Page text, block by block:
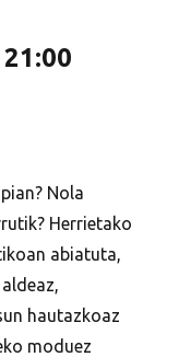
21:00
Nola
Herrietako
abiatuta,
hautazkoaz
moduez